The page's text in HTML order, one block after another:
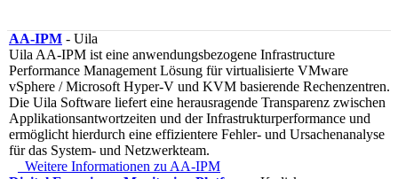
AA-IPM - Uila
Uila AA-IPM ist eine anwendungsbezogene Infrastructure
Performance Management Lösung für virtualisierte VMware
vSphere / Microsoft Hyper-V und KVM basierende Rechenzentren.
Die Uila Software liefert eine herausragende Transparenz zwischen
Applikationsantwortzeiten und der Infrastrukturperformance und
ermöglicht hierdurch eine effizientere Fehler- und Ursachenanalyse
für das System- und Netzwerkteam.
Weitere Informationen zu AA-IPM